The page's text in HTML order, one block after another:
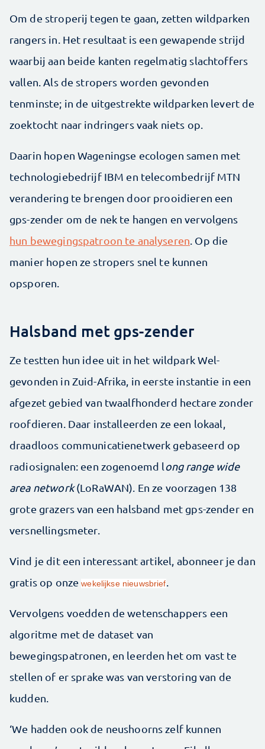
Om de stroperij tegen te gaan, zetten wild­parken
rangers in. Het resultaat is een gewapende strijd
waarbij aan beide kanten regelmatig slachtoffers
vallen. Als de stropers worden gevonden
tenminste; in de uitgestrekte wildparken levert de
zoektocht naar indringers vaak niets op.
Daarin hopen Wageningse ecologen samen met
technologie­bedrijf IBM en telecombedrijf MTN
verandering te brengen door prooidieren een
gps-zender om de nek te hangen en vervolgens
hun bewegings­patroon te analyseren. Op die
manier hopen ze stropers snel te kunnen
opsporen.
Halsband met gps-zender
Ze testten hun idee uit in het wildpark Wel­
gevonden in Zuid-Afrika, in eerste instantie in een
afgezet gebied van twaalfhonderd hectare zonder
roofdieren. Daar installeerden ze een lokaal,
draadloos communicatienetwerk gebaseerd op
radiosignalen: een zogenoemd long range wide
area network(LoRaWAN). En ze voorzagen 138
grote grazers van een halsband met gps-zender en
versnellingsmeter.
Vind je dit een interessant artikel, abonneer je dan
gratis op onzewekelijkse nieuwsbrief.
Vervolgens voedden de wetenschappers een
algoritme met de dataset van
bewegingspatronen, en leerden het om vast te
stellen of er sprake was van verstoring van de
kudden.
‘We hadden ook de neushoorns zelf kunnen